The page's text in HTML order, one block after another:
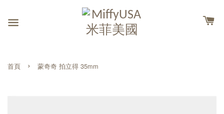
首頁 › 蒙奇奇 拍立得 35mm